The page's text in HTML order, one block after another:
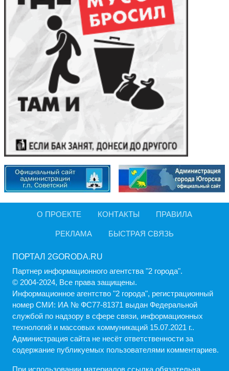
О ПРОЕКТЕ КОНТАКТЫ ПРАВИЛА
РЕКЛАМА БЫСТРАЯ СВЯЗЬ
ПОРТАЛ 2GORODA.RU
Партнер информационного агентства "2 города".
© 2004-2024, Все права защищены.
Информационное агентство "2 города", регистрационный
номер СМИ: ИА № ФС77-81371 выдан Федеральной
службой по надзору в сфере связи, информационных
технологий и массовых коммуникаций 15.07.2021 г..
Администрация cайта не несёт ответственности за
содержание публикуемых пользователями комментариев.
При использовании материалов ссылка обязательна.